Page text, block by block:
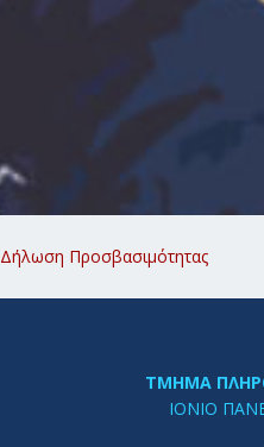
Δήλωση Προσβασιμότητας
ΤΜΗΜΑ
ΙΟΝΙΟ